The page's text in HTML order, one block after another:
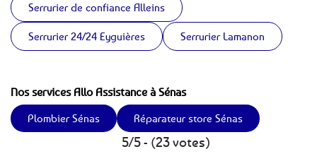
Serrurier de confiance Alleins
Serrurier 24/24 Eyguières Serrurier Lamanon
Nos services Allo Assistance à Sénas
Plombier Sénas Réparateur store Sénas
5/5 - (23 votes)